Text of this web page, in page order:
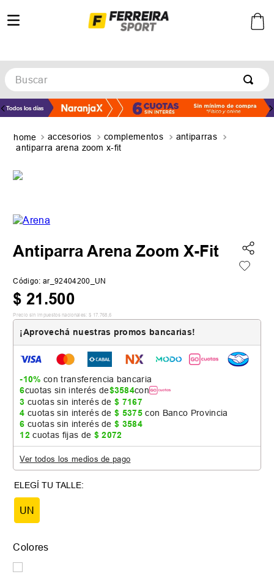
Buscar
TÉRMINOS MÁS BUSCADOS
2.
basquet
accesorios complementos
antiparras
antiparra arena zoom x-fit
Antiparra Arena Zoom X-Fit
Código: ar_92404200_UN
$ 21.500
Precio sin impuestos nacionales: $ 17 768 6
¡Aprovechá nuestras promos bancarias!
-10% con transferencia bancaria
6cuotas sin interés de$3584con
3 cuotas sin interés de$ 7167
4 cuotas sin interés de$ 5375 con Banco Provincia
6 cuotas sin interés de$ 3584
12 cuotas fijas de $ 2072
Ver todos los medios de pago
UN
Colores